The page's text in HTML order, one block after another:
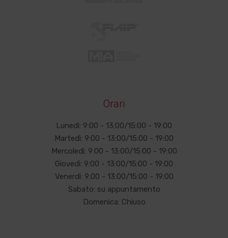
Orari
Lunedì: 9:00 - 13:00/15:00 - 19:00
Martedì: 9:00 - 13:00/15:00 - 19:00
Mercoledì: 9:00 - 13:00/15:00 - 19:00
Giovedì: 9:00 - 13:00/15:00 - 19:00
Venerdì: 9:00 - 13:00/15:00 - 19:00
Sabato: su appuntamento
Domenica: Chiuso